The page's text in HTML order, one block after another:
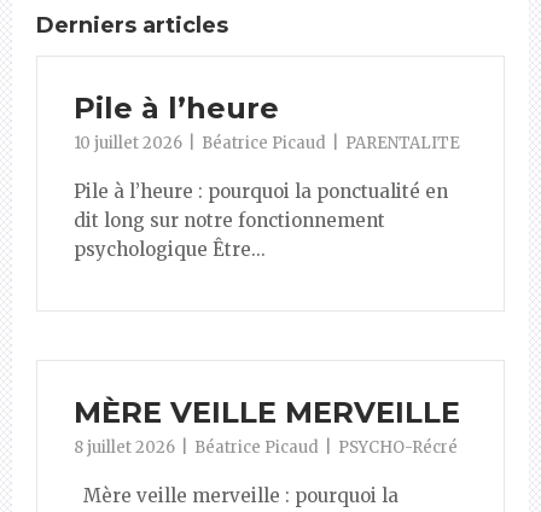
Derniers articles
Pile à l’heure
10 juillet 2026 Béatrice Picaud PARENTALITE
Pile à l’heure : pourquoi la ponctualité en
dit long sur notre fonctionnement
psychologique Être...
MÈRE VEILLE MERVEILLE
8 juillet 2026 Béatrice Picaud PSYCHO-Récré
Mère veille merveille : pourquoi la